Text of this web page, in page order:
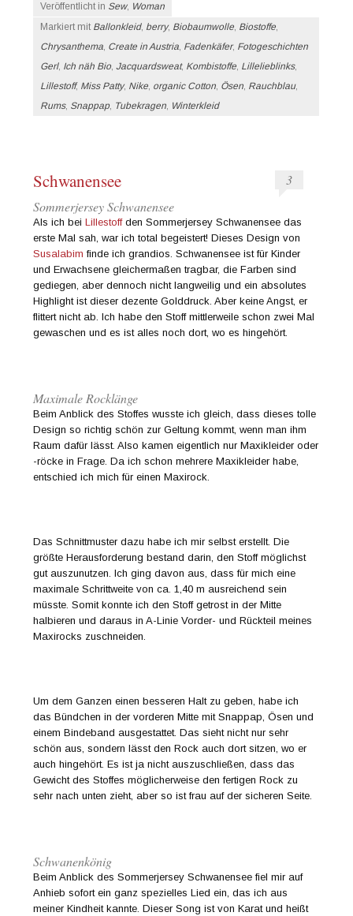
Veröffentlicht in Sew, Woman
Markiert mit Ballonkleid, berry, Biobaumwolle, Biostoffe,
Chrysanthema, Create in Austria, Fadenkäfer, Fotogeschichten
Gerl, Ich näh Bio,Jacquardsweat, Kombistoffe, Lillelieblinks,
Lillestoff, Miss Patty, Nike, organic Cotton, Ösen, Rauchblau,
Rums, Snappap, Tubekragen, Winterkleid
Schwanensee
3
Sommerjersey Schwanensee
Als ich beiLillestoffden Sommerjersey Schwanensee das
erste Mal sah, war ich total begeistert! Dieses Design von
Susalabim finde ich grandios. Schwanensee ist für Kinder
und Erwachsene gleichermaßen tragbar, die Farben sind
gediegen, aber dennoch nicht langweilig und ein absolutes
Highlight ist dieser dezente Golddruck. Aber keine Angst, er
flittert nicht ab. Ich habe den Stoff mittlerweile schon zwei Mal
gewaschen und es ist alles noch dort, wo es hingehört.
Maximale Rocklänge
Beim Anblick des Stoffes wusste ich gleich, dass dieses tolle
Design so richtig schön zur Geltung kommt, wenn man ihm
Raum dafür lässt. Also kamen eigentlich nur Maxikleider oder
-röcke in Frage. Da ich schon mehrere Maxikleider habe,
entschied ich mich für einen Maxirock.
Das Schnittmuster dazu habe ich mir selbst erstellt. Die
größte Herausforderung bestand darin, den Stoff möglichst
gut auszunutzen. Ich ging davon aus, dass für mich eine
maximale Schrittweite von ca. 1,40 m ausreichend sein
müsste. Somit konnte ich den Stoff getrost in der Mitte
halbieren und daraus in A-Linie Vorder- und Rückteil meines
Maxirocks zuschneiden.
Um dem Ganzen einen besseren Halt zu geben, habe ich
das Bündchen in der vorderen Mitte mit Snappap, Ösen und
einem Bindeband ausgestattet. Das sieht nicht nur sehr
schön aus, sondern lässt den Rock auch dort sitzen, wo er
auch hingehört. Es ist ja nicht auszuschließen, dass das
Gewicht des Stoffes möglicherweise den fertigen Rock zu
sehr nach unten zieht, aber so ist frau auf der sicheren Seite.
Schwanenkönig
Beim Anblick des Sommerjersey Schwanensee fiel mir auf
Anhieb sofort ein ganz spezielles Lied ein, das ich aus
meiner Kindheit kannte. Dieser Song ist von Karat und heißt